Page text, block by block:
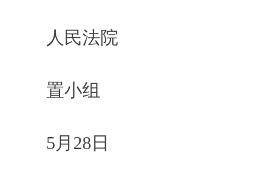
人民法院
置小组
5月28日